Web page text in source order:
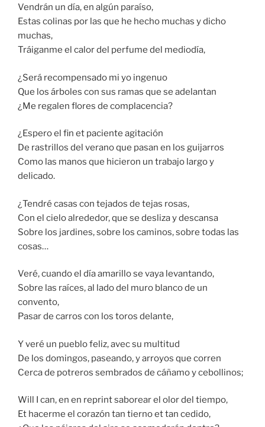
Vendrán un día, en algún paraíso,
Estas colinas por las que he hecho muchas y dicho
muchas,
Tráiganme el calor del perfume del mediodía,
¿Será recompensado mi yo ingenuo
Que los árboles con sus ramas que se adelantan
¿Me regalen flores de complacencia?
¿Espero el fin et paciente agitación
De rastrillos del verano que pasan en los guijarros
Como las manos que hicieron un trabajo largo y
delicado.
¿Tendré casas con tejados de tejas rosas,
Con el cielo alrededor, que se desliza y descansa
Sobre los jardines, sobre los caminos, sobre todas las
cosas…
Veré, cuando el día amarillo se vaya levantando,
Sobre las raíces, al lado del muro blanco de un
convento,
Pasar de carros con los toros delante,
Y veré un pueblo feliz, avec su multitud
De los domingos, paseando, y arroyos que corren
Cerca de potreros sembrados de cáñamo y cebollinos;
Will I can, en en reprint saborear el olor del tiempo,
Et hacerme el corazón tan tierno et tan cedido,